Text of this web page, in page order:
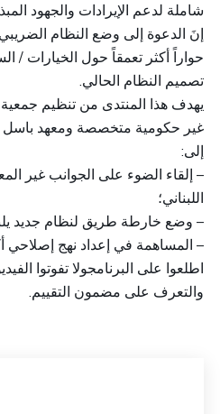
شاملة لدعم الإيرادات والجهود
إنَ الدعوة إلى وضع النظام
حواراً أكثر تعمقاً حول الخيارات /
تصميم النظام الحالي.
يهدف هذا المنتدى من تنظيم
غير حكومية متخصصة ومعهد باسل
إلى:
– إلقاء الضوء على الجوانب غير
اللبناني؛
– وضع خارطة طريق لنظام جديد
– المساهمة في إعداد نهج إصلاحي
اطلعوا على البرنامجولا تفوتوا
والتعرف على مضمون التقييم.